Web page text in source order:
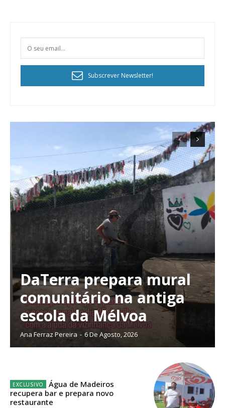
Planos de Assinatura
Faça-se assinante do Região de Cister e ajude-nos a manter este serviço
Subscrever Newsletter!
DaTerra prepara mural
comunitário na antiga
escola da Mélvoa
Ana Ferraz Pereira - 6 De Agosto, 2026
Água de Madeiros
recupera bar e prepara novo
restaurante